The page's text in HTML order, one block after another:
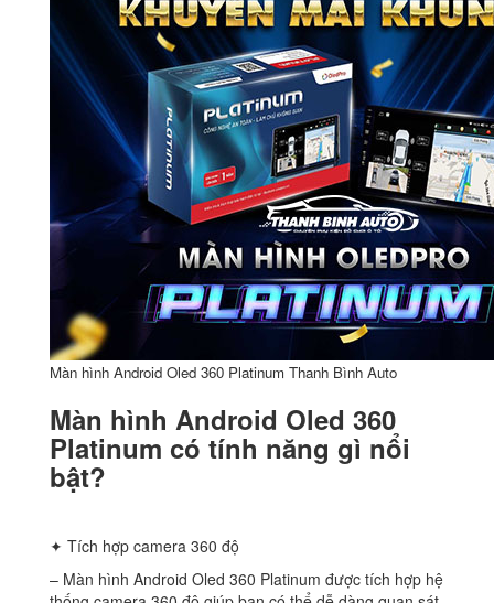
Màn hình Android Oled 360 Platinum Thanh Bình Auto
Màn hình Android Oled 360
Platinum có tính năng gì nổi
bật?
✦ Tích hợp camera 360 độ
– Màn hình Android Oled 360 Platinum được tích hợp hệ